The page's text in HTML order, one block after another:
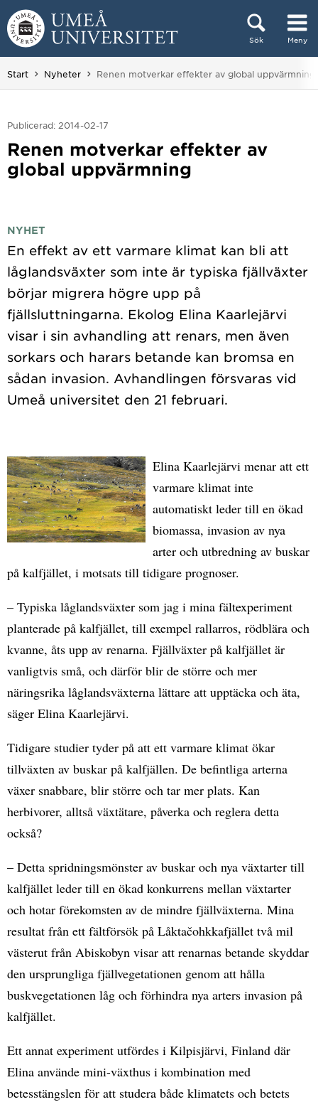
Hoppa direkt till innehållet
Sök Meny
Huvudmenyn dold.
Start Nyheter Du är här:
Renen motverkar effekter av global uppvärmning
Publicerad: 2014-02-17
Renen motverkar effekter av
global uppvärmning
NYHET
En effekt av ett varmare klimat kan bli att
låglandsväxter som inte är typiska fjällväxter
börjar migrera högre upp på
fjällsluttningarna. Ekolog Elina Kaarlejärvi
visar i sin avhandling att renars, men även
sorkars och harars betande kan bromsa en
sådan invasion. Avhandlingen försvaras vid
Elina Kaarlejärvi menar att ett
varmare klimat inte
automatiskt leder till en ökad
biomassa, invasion av nya
arter och utbredning av buskar
på kalfjället, i motsats till tidigare prognoser.
– Typiska låglandsväxter som jag i mina fältexperiment
planterade på kalfjället, till exempel rallarros, rödblära och
kvanne, åts upp av renarna. Fjällväxter på kalfjället är
vanligtvis små, och därför blir de större och mer
näringsrika låglandsväxterna lättare att upptäcka och äta,
säger Elina Kaarlejärvi.
Tidigare studier tyder på att ett varmare klimat ökar
tillväxten av buskar på kalfjällen. De befintliga arterna
växer snabbare, blir större och tar mer plats. Kan
herbivorer, alltså växtätare, påverka och reglera detta
också?
– Detta spridningsmönster av buskar och nya växtarter till
kalfjället leder till en ökad konkurrens mellan växtarter
och hotar förekomsten av de mindre fjällväxterna. Mina
resultat från ett fältförsök på Låktačohkkafjället två mil
västerut från Abiskobyn visar att renarnas betande skyddar
den ursprungliga fjällvegetationen genom att hålla
buskvegetationen låg och förhindra nya arters invasion på
kalfjället.
Ett annat experiment utfördes i Kilpisjärvi, Finland där
Elina använde mini-växthus i kombination med
betesstängslen för att studera både klimatets och betets